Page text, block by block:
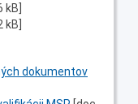
kB]
kB]
dokumentov